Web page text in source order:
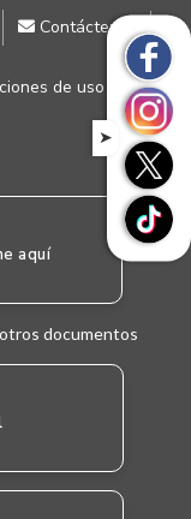
Contáctenos
de uso
aquí
documentos
➤